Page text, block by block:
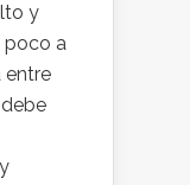
y
poco a
entre